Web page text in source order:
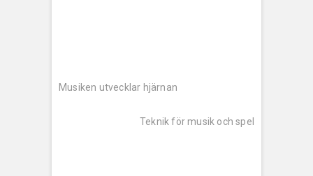
post:
Musiken utvecklar hjärnan
post:
Teknik för musik och spel